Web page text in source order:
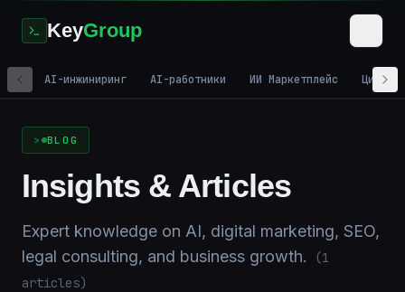
KeyGroup
AI-инжиниринг AI-работники ИИ Маркетплейс
Home/Blog
BLOG
Insights & Articles
Expert knowledge on AI, digital marketing, SEO,
legal consulting, and business growth.
(1
articles)